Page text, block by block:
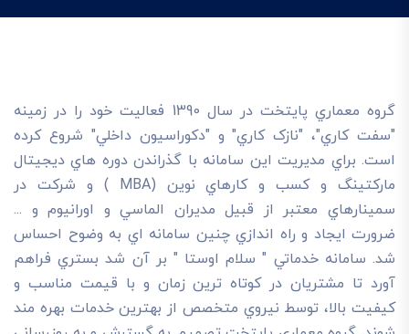
گروه معماري پايتخت در سال 1390 فعاليت خود را در زمينه
"سفت کاري"، "نازک کاري" و "دکوراسيون داخلي" شروع کرده
است. براي مديريت اين سامانه با گذراندن دوره هاي ديجيتال
مارکتينگ و کسب و کارهاي نوين (MBA ) و شرکت در
سمينارهاي معتبر از قبيل مديران الماسي و اورانيوم و ...
ضرورت ايجاد و راه اندازي چنين سامانه اي به وضوح احساس
شد. سامانه خدماتي " سلام اوستا " بر آن شد بستري فراهم
آورد تا مشتريان در کوتاه ترين زمان و با قيمت مناسب و
کيفيت بالا، توسط نيروي متخصص از بهترين خدمات بهره مند